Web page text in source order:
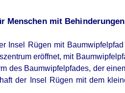
Menschen mit
Insel Rügen mit
eröffnet, mit
des Baumwipfelpfades, der
der Insel Rügen mit dem